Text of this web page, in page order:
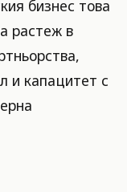
бизнес това
растеж в
и капацитет с